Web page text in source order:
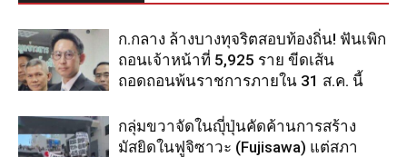
ก.กลาง ล้างบางทุจริตสอบท้องถิ่น! ฟันเพิก
ถอนเจ้าหน้าที่ 5,925 ราย ขีดเส้น
ถอดถอนพ้นราชการภายใน 31 ส.ค. นี้
กลุ่มขวาจัดในญุี่ปุ่นคัดค้านการสร้าง
มัสยิดในฟูจิซาวะ (Fujisawa) แต่สภา